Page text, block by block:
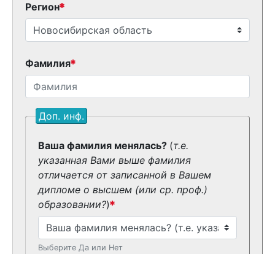
Регион
Фамилия
Доп. инф.
Ваша фамилия менялась? (т.е.
указанная Вами выше фамилия
отличается от записанной в Вашем
дипломе о высшем (или ср. проф.)
образовании?)
Выберите Да или Нет